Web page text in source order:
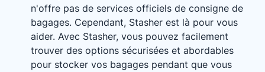
n'offre pas de services officiels de consigne de
bagages. Cependant, Stasher est là pour vous
aider. Avec Stasher, vous pouvez facilement
trouver des options sécurisées et abordables
pour stocker vos bagages pendant que vous